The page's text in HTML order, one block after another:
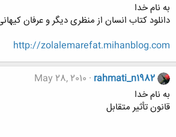
به نام خدا
دانلود کتاب انسان از منظری دیگر و عرفان
http://zolalemarefat.mihanblog.com
rahmati_n1982
May 28, 2010
به نام خدا
قانون تأثیر متقابل